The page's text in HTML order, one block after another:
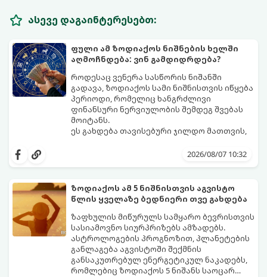
ასევე დაგაინტერესებთ:
ფული ამ ზოდიაქოს ნიშნების ხელში
აღმოჩნდება: ვინ გამდიდრდება?
როდესაც ვენერა სასწორის ნიშანში
გადავა, ზოდიაქოს სამი ნიშნისთვის იწყება
პერიოდი, რომელიც ხანგრძლივი
ფინანსური ნერვიულობის შემდეგ შვებას
მოიტანს.
ეს გახდება თავისებური ჯილდო მათთვის,
იჩენდა და სირთულეების მიუხედავად წინ
სურვილების გადადებასა და ხარჯების
მკაცრ კონტროლს. თუმცა, ახლა სიტუაცია
თანდათან შეიცვლება.
პრობლემები, რომლებიც უსასრულო
გეგონათ, უკან დაიხევს, ამასთან ერთად კი
გაჩნდება მეტი ნდობა მომავლის მიმართ.
რთული პერიოდის შემდეგ ეს ნიშნები
შეძლებენ ამოისუნთქონ და დაინახონ
ახალი შესაძლებლობები.
2026/08/07 10:32
ზოდიაქოს ამ 5 ნიშნისთვის აგვისტო
წლის ყველაზე ბედნიერი თვე გახდება
ზაფხულის მიწურულს სამყარო ბევრისთვის
სასიამოვნო სიურპრიზებს ამზადებს.
ასტროლოგების პროგნოზით, პლანეტების
განლაგება აგვისტოში შექმნის
განსაკუთრებულ ენერგეტიკულ ნაკადებს,
რომლებიც ზოდიაქოს 5 ნიშანს საოცარ